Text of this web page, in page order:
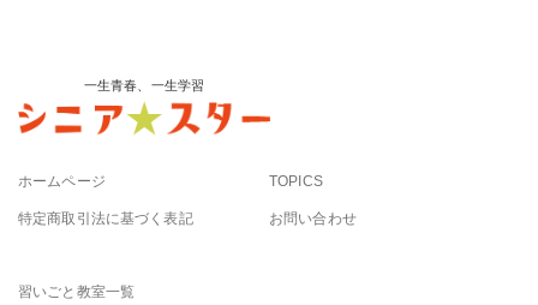
一生青春、一生学習
ホームページ
特定商取引法に基づく表記
TOPICS
お問い合わせ
習いごと教室一覧